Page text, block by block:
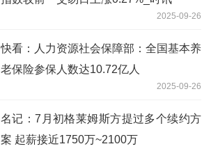
2025-09-26
快看：人力资源社会保障部：全国基本养
老保险参保人数达10.72亿人
2025-09-26
名记：7月初格莱姆斯方提过多个续约方
案 起薪接近1750万~2100万